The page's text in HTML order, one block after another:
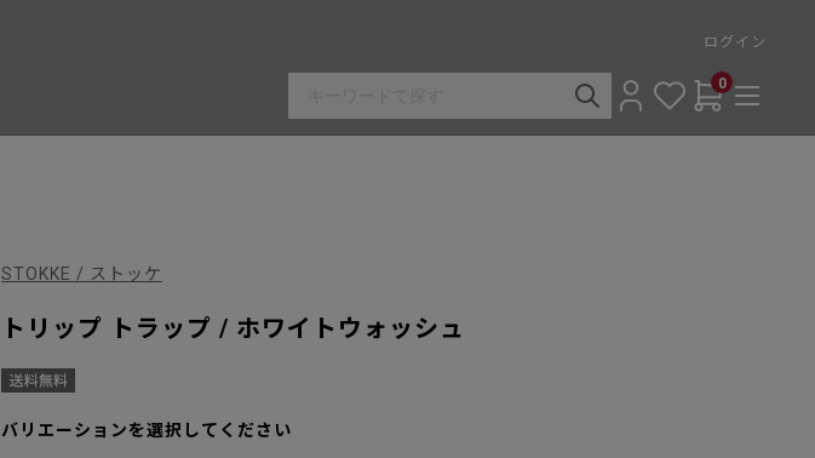
ログイン
0
STOKKE / ストッケ
トリップ トラップ / ホワイトウォッシュ
バリエーションを選択してください